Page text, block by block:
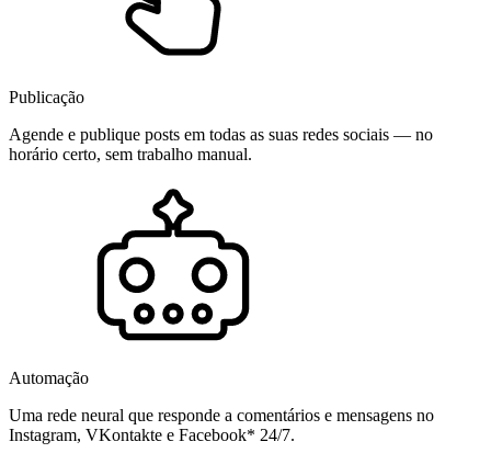
Publicação
Agende e publique posts em todas as suas redes sociais — no
horário certo, sem trabalho manual.
Automação
Uma rede neural que responde a comentários e mensagens no
Instagram, VKontakte e Facebook* 24/7.